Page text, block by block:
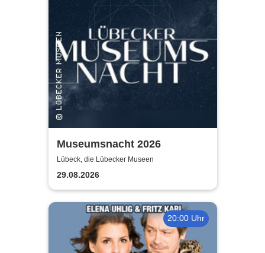
Museumsnacht 2026
Lübeck, die Lübecker Museen
29.08.2026
20:00 Uhr